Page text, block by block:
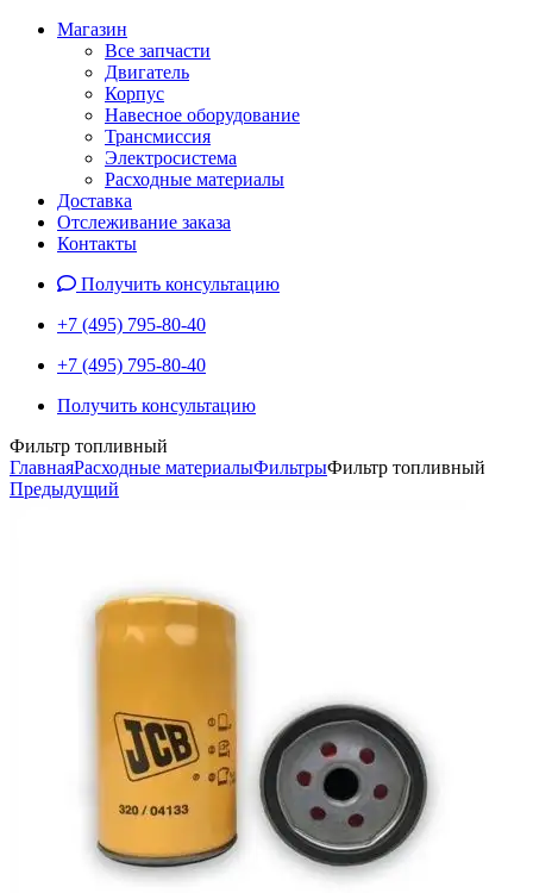
Магазин
Все запчасти
Двигатель
Корпус
Навесное оборудование
Трансмиссия
Электросистема
Расходные материалы
Доставка
Отслеживание заказа
Контакты
Получить консультацию
+7 (495) 795-80-40
+7 (495) 795-80-40
Получить консультацию
Фильтр топливный
ГлавнаяРасходные материалыФильтрыФильтр топливный
Предыдущий